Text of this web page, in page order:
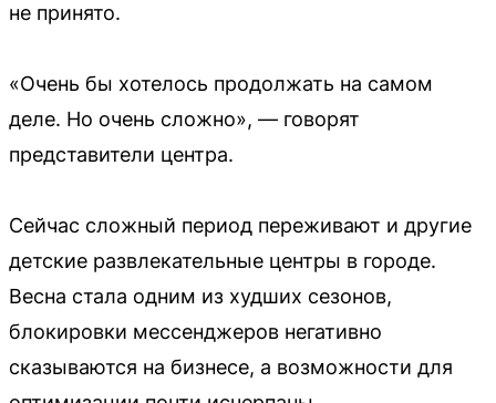
не принято.
«Очень бы хотелось продолжать на самом
деле. Но очень сложно», — говорят
представители центра.
Сейчас сложный период переживают и другие
детские развлекательные центры в городе.
Весна стала одним из худших сезонов,
блокировки мессенджеров негативно
сказываются на бизнесе, а возможности для